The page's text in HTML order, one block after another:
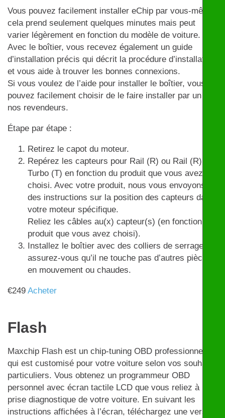
Vous pouvez facilement installer eChip par vous-même,
cela prend seulement quelques minutes mais peut
varier légèrement en fonction du modèle de voiture.
Avec le boîtier, vous recevez également un guide
d’installation précis qui décrit la procédure d’installation
et vous aide à trouver les bonnes connexions.
Si vous voulez de l’aide pour installer le boîtier, vous
pouvez facilement choisir de le faire installer par un de
nos revendeurs.
Étape par étape :
Retirez le capot du moteur.
Repérez les capteurs pour Rail (R) ou Rail (R) et
Turbo (T) en fonction du produit que vous avez
choisi. Avec votre produit, nous vous envoyons
des instructions sur la position des capteurs dans
votre moteur spécifique.
Reliez les câbles au(x) capteur(s) (en fonction du
produit que vous avez choisi).
Installez le boîtier avec des colliers de serrage et
assurez-vous qu’il ne touche pas d’autres pièces
en mouvement ou chaudes.
€249 Acheter
Flash
Maxchip Flash est un chip-tuning OBD professionnel
qui est customisé pour votre voiture selon vos souhaits
particuliers. Vous obtenez un programmeur OBD
personnel avec écran tactile LCD que vous reliez à la
prise diagnostique de votre voiture. En suivant les
instructions affichées à l’écran, téléchargez une version